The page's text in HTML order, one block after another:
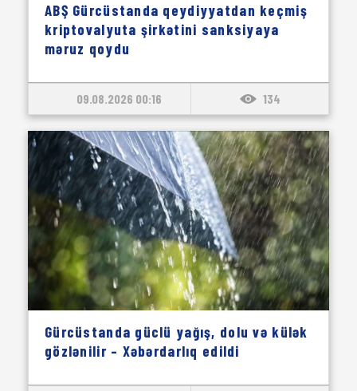
ABŞ Gürcüstanda qeydiyyatdan keçmiş
kriptovalyuta şirkətini sanksiyaya
məruz qoydu
09.08.2026 00:16 134
Gürcüstanda güclü yağış, dolu və külək
gözlənilir – Xəbərdarlıq edildi